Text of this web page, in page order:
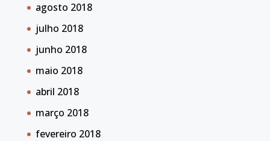
agosto 2018
julho 2018
junho 2018
maio 2018
abril 2018
março 2018
fevereiro 2018